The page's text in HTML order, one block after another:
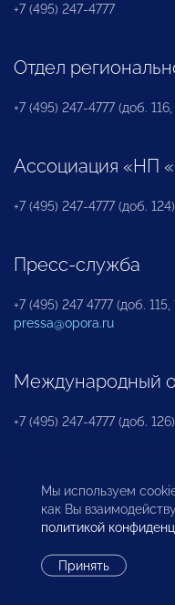
+7 (495) 247-4777
Отдел
+7 (495) 247-4777 (доб. 116,
Ассоциация «НП
+7 (495) 247-4777 (доб. 124)
Пресс-служба
+7 (495) 247 4777 (доб. 115,
pressa@opora.ru
Международный
+7 (495) 247-4777 (доб. 126)
Бюро по защите
инвесторов
Мы используем
как Вы
политикой
Принять